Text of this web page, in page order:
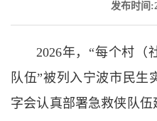
发布时间
2026年，“每个村（
队伍”被列入宁波市民生
字会认真部署急救侠队